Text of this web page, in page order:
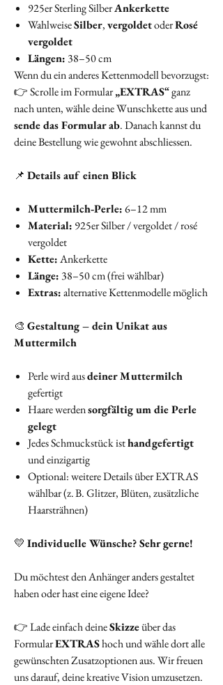
925er Sterling SilberAnkerkette
WahlweiseSilber,vergoldetoderRosé
vergoldet
Längen: 38–50 cm
Wenn du ein anderes Kettenmodell bevorzugst:
👉 Scrolle im Formular„EXTRAS“ganz
nach unten, wähle deine Wunschkette aus und
sende das Formular ab. Danach kannst du
deine Bestellung wie gewohnt abschliessen.
📌 Details auf einen Blick
Muttermilch‑Perle:6–12 mm
Material: 925er Silber / vergoldet / rosé
vergoldet
Kette:Ankerkette
Länge: 38–50 cm (frei wählbar)
Extras:alternative Kettenmodelle möglich
🎨 Gestaltung – dein Unikat aus
Muttermilch
Perle wird ausdeiner Muttermilch
gefertigt
Haare werdensorgfältig um die Perle
gelegt
Jedes Schmuckstück isthandgefertigt
und einzigartig
Optional: weitere Details über EXTRAS
wählbar (z. B. Glitzer, Blüten, zusätzliche
Haarsträhnen)
💛 Individuelle Wünsche? Sehr gerne!
Du möchtest den Anhänger anders gestaltet
haben oder hast eine eigene Idee?
👉 Lade einfach deineSkizzeüber das
FormularEXTRAShoch und wähle dort alle
gewünschten Zusatzoptionen aus. Wir freuen
uns darauf, deine kreative Vision umzusetzen.